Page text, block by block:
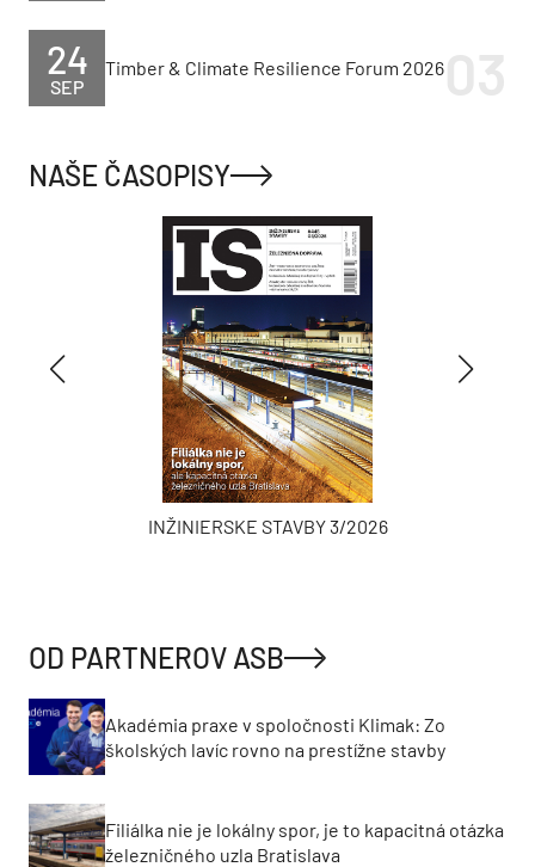
SEP
24 Timber & Climate Resilience Forum 2026
NAŠE ČASOPISY
INŽINIERSKE STAVBY 3/2026
OD PARTNEROV ASB
Akadémia praxe v spoločnosti Klimak: Zo
školských lavíc rovno na prestížne stavby
Filiálka nie je lokálny spor, je to kapacitná otázka
železničného uzla Bratislava